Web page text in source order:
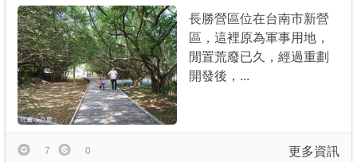
長勝營區位在台南市新營
區，這裡原為軍事用地，
閒置荒廢已久，經過重劃
開發後，...
更多資訊
7 0